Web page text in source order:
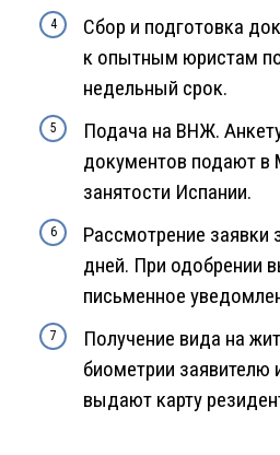
Сбор и подготовка
к опытным юристам
недельный срок.
Подача на ВНЖ.
документов подают в
занятости Испании.
Рассмотрение заявки
дней. При одобрении
письменное
Получение вида на
биометрии
выдают карту